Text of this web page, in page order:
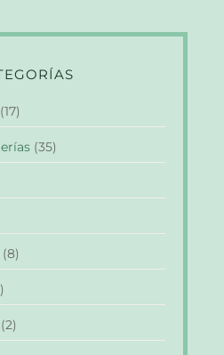
(17)
(35)
(8)
(2)